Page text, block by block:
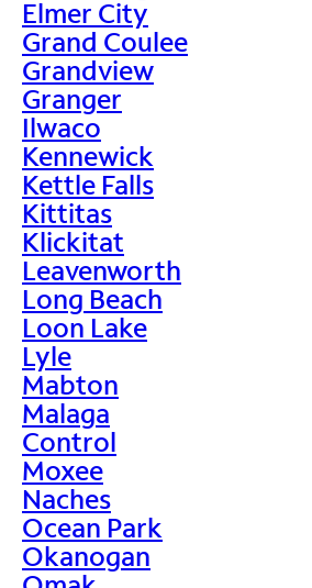
Elmer City
Grand Coulee
Grandview
Granger
Ilwaco
Kennewick
Kettle Falls
Kittitas
Klickitat
Leavenworth
Long Beach
Loon Lake
Lyle
Mabton
Malaga
Control
Moxee
Naches
Ocean Park
Okanogan